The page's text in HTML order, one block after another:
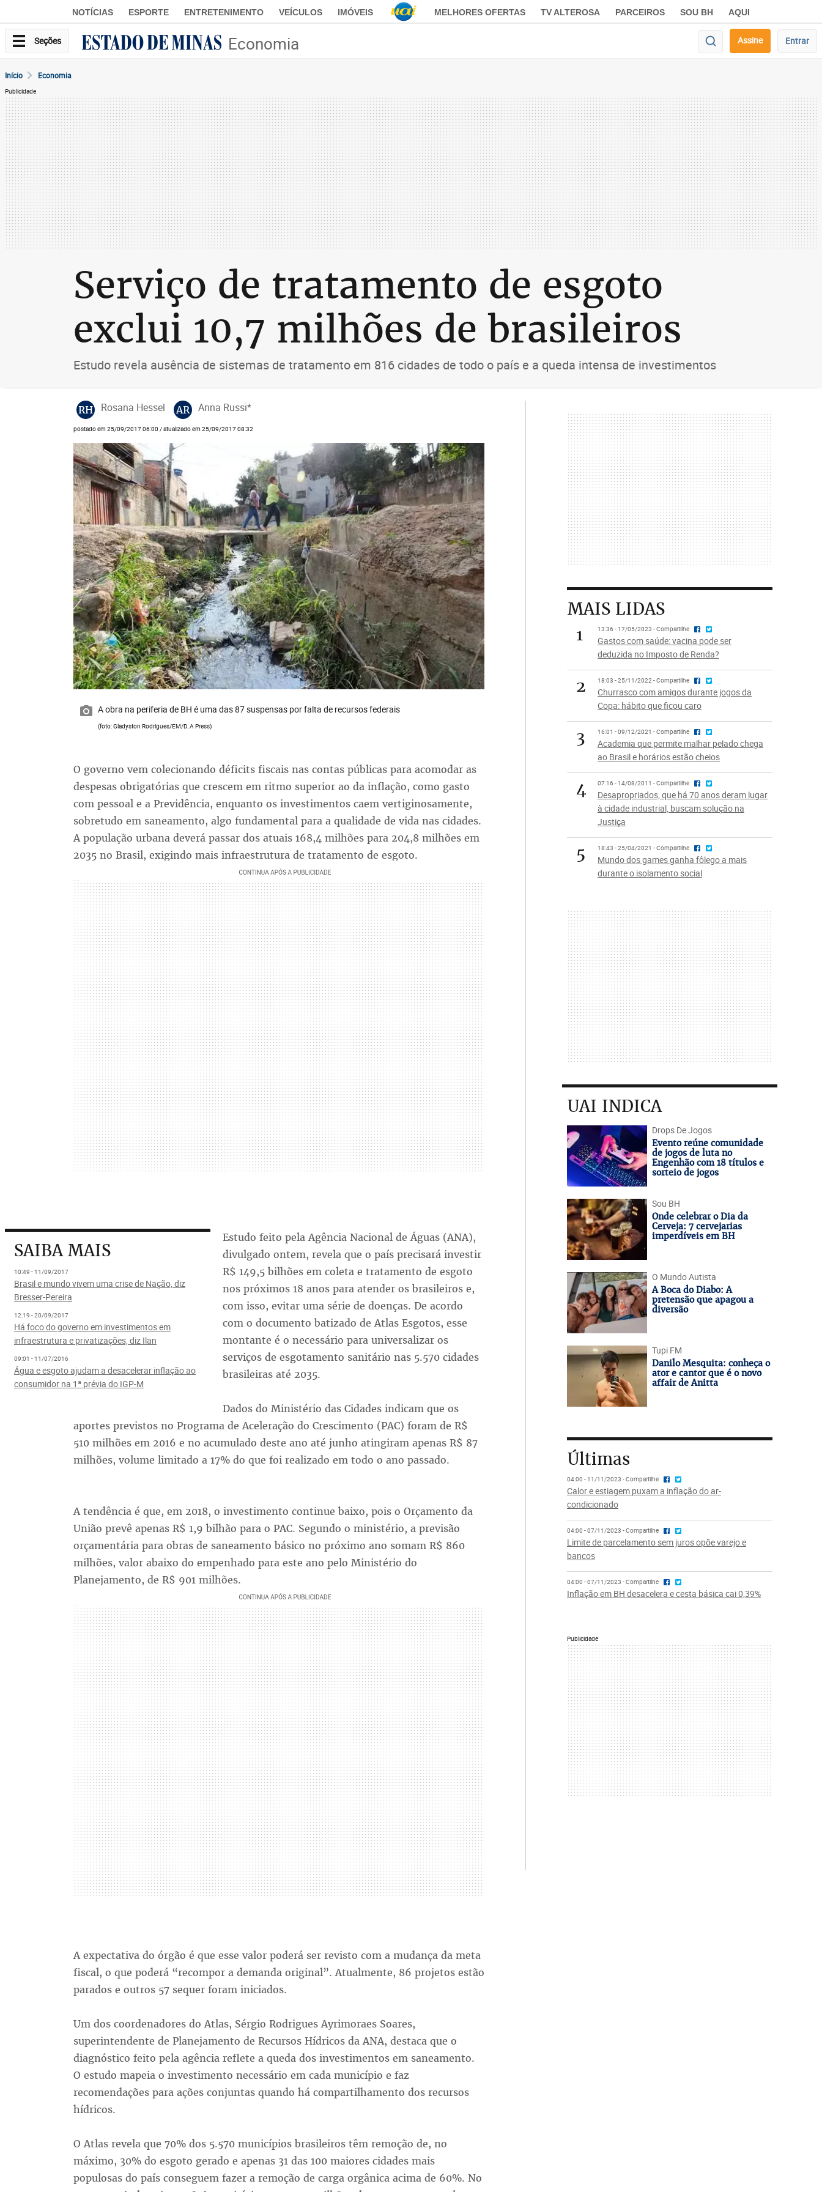
NOTÍCIAS ESPORTE ENTRETENIMENTO VEÍCULOS IMÓVEIS MELHORES OFERTAS TV ALTEROSA PARCEIROS SOU BH AQUI
Seções Economia Assine Entrar
Início Economia
Publicidade
Serviço de tratamento de esgoto
exclui 10,7 milhões de brasileiros
Estudo revela ausência de sistemas de tratamento em 816 cidades de todo o país e a queda intensa de investimentos
RH Rosana Hessel AR Anna Russi*
postado em 25/09/2017 06:00 / atualizado em 25/09/2017 08:32
A obra na periferia de BH é uma das 87 suspensas por falta de recursos federais
(foto: Gladyston Rodrigues/EM/D.A Press)
O governo vem colecionando déficits fiscais nas contas públicas para acomodar as
despesas obrigatórias que crescem em ritmo superior ao da inflação, como gasto
com pessoal e a Previdência, enquanto os investimentos caem vertiginosamente,
sobretudo em saneamento, algo fundamental para a qualidade de vida nas cidades.
A população urbana deverá passar dos atuais 168,4 milhões para 204,8 milhões em
2035 no Brasil, exigindo mais infraestrutura de tratamento de esgoto.
SAIBA MAIS
10:49 - 11/09/2017
Brasil e mundo vivem uma crise de Nação, diz
Bresser-Pereira
12:19 - 20/09/2017
Há foco do governo em investimentos em
infraestrutura e privatizações, diz Ilan
09:01 - 11/07/2016
Água e esgoto ajudam a desacelerar inflação ao
consumidor na 1ª prévia do IGP-M
Estudo feito pela Agência Nacional de Águas (ANA),
divulgado ontem, revela que o país precisará investir
R$ 149,5 bilhões em coleta e tratamento de esgoto
nos próximos 18 anos para atender os brasileiros e,
com isso, evitar uma série de doenças. De acordo
com o documento batizado de Atlas Esgotos, esse
montante é o necessário para universalizar os
serviços de esgotamento sanitário nas 5.570 cidades
brasileiras até 2035.
Dados do Ministério das Cidades indicam que os
aportes previstos no Programa de Aceleração do Crescimento (PAC) foram de R$
510 milhões em 2016 e no acumulado deste ano até junho atingiram apenas R$ 87
milhões, volume limitado a 17% do que foi realizado em todo o ano passado.
A tendência é que, em 2018, o investimento continue baixo, pois o Orçamento da
União prevê apenas R$ 1,9 bilhão para o PAC. Segundo o ministério, a previsão
orçamentária para obras de saneamento básico no próximo ano somam R$ 860
milhões, valor abaixo do empenhado para este ano pelo Ministério do
Planejamento, de R$ 901 milhões.
A expectativa do órgão é que esse valor poderá ser revisto com a mudança da meta
fiscal, o que poderá “recompor a demanda original”. Atualmente, 86 projetos estão
parados e outros 57 sequer foram iniciados.
Um dos coordenadores do Atlas, Sérgio Rodrigues Ayrimoraes Soares,
superintendente de Planejamento de Recursos Hídricos da ANA, destaca que o
diagnóstico feito pela agência reflete a queda dos investimentos em saneamento.
O estudo mapeia o investimento necessário em cada município e faz
recomendações para ações conjuntas quando há compartilhamento dos recursos
hídricos.
O Atlas revela que 70% dos 5.570 municípios brasileiros têm remoção de, no
máximo, 30% do esgoto gerado e apenas 31 das 100 maiores cidades mais
populosas do país conseguem fazer a remoção de carga orgânica acima de 60%. No
MAIS LIDAS
1
13:36 - 17/05/2023 - Compartilhe
Gastos com saúde: vacina pode ser
deduzida no Imposto de Renda?
2 18:03 - 25/11/2022 - Compartilhe
Churrasco com amigos durante jogos da
Copa: hábito que ficou caro
3 16:01 - 09/12/2021 - Compartilhe
Academia que permite malhar pelado chega
ao Brasil e horários estão cheios
4 07:16 - 14/08/2011 - Compartilhe
Desapropriados, que há 70 anos deram lugar
à cidade industrial, buscam solução na
Justiça
5 18:43 - 25/04/2021 - Compartilhe
Mundo dos games ganha fôlego a mais
durante o isolamento social
UAI INDICA
Drops De Jogos
Evento reúne comunidade
de jogos de luta no
Engenhão com 18 títulos e
sorteio de jogos
Sou BH
Onde celebrar o Dia da
Cerveja: 7 cervejarias
imperdíveis em BH
O Mundo Autista
A Boca do Diabo: A
pretensão que apagou a
diversão
Tupi FM
Danilo Mesquita: conheça o
ator e cantor que é o novo
affair de Anitta
Últimas
04:00 - 11/11/2023 - Compartilhe
Calor e estiagem puxam a inflação do ar-
condicionado
04:00 - 07/11/2023 - Compartilhe
Limite de parcelamento sem juros opõe varejo e
bancos
04:00 - 07/11/2023 - Compartilhe
Inflação em BH desacelera e cesta básica cai 0,39%
Publicidade